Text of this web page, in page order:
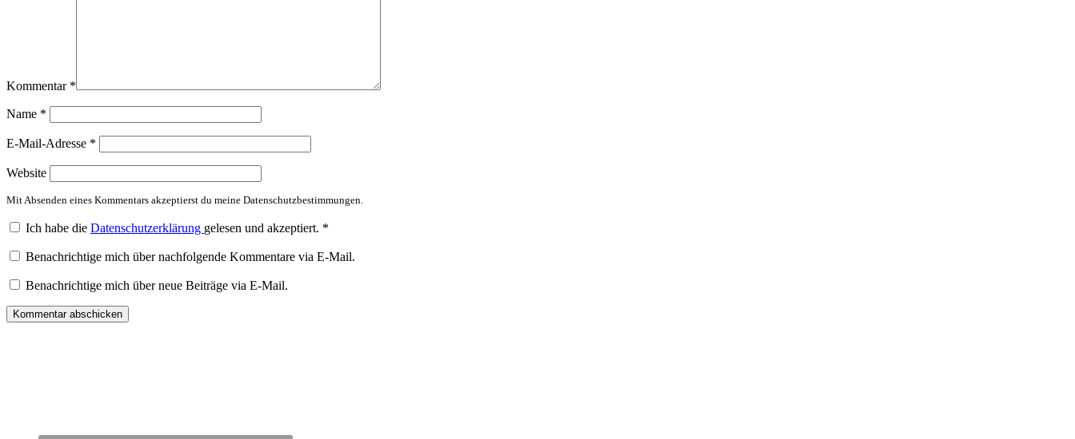
Kommentar *
Name *
E-Mail-Adresse *
Website
Mit Absenden eines Kommentars akzeptierst du meine Datenschutzbestimmungen.
Ich habe die Datenschutzerklärung gelesen und akzeptiert. *
Benachrichtige mich über nachfolgende Kommentare via E-Mail.
Benachrichtige mich über neue Beiträge via E-Mail.